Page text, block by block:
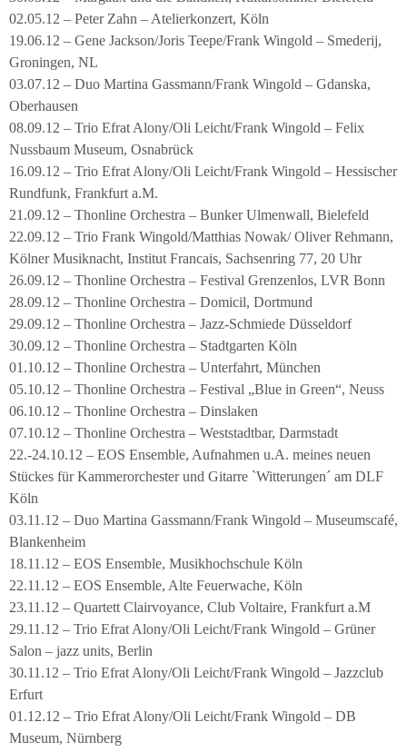
02.05.12 – Peter Zahn – Atelierkonzert, Köln
19.06.12 – Gene Jackson/Joris Teepe/Frank Wingold – Smederij,
Groningen, NL
03.07.12 – Duo Martina Gassmann/Frank Wingold – Gdanska,
Oberhausen
08.09.12 – Trio Efrat Alony/Oli Leicht/Frank Wingold – Felix
Nussbaum Museum, Osnabrück
16.09.12 – Trio Efrat Alony/Oli Leicht/Frank Wingold – Hessischer
Rundfunk, Frankfurt a.M.
21.09.12 – Thonline Orchestra – Bunker Ulmenwall, Bielefeld
22.09.12 – Trio Frank Wingold/Matthias Nowak/ Oliver Rehmann,
Kölner Musiknacht, Institut Francais, Sachsenring 77, 20 Uhr
26.09.12 – Thonline Orchestra – Festival Grenzenlos, LVR Bonn
28.09.12 – Thonline Orchestra – Domicil, Dortmund
29.09.12 – Thonline Orchestra – Jazz-Schmiede Düsseldorf
30.09.12 – Thonline Orchestra – Stadtgarten Köln
01.10.12 – Thonline Orchestra – Unterfahrt, München
05.10.12 – Thonline Orchestra – Festival „Blue in Green“, Neuss
06.10.12 – Thonline Orchestra – Dinslaken
07.10.12 – Thonline Orchestra – Weststadtbar, Darmstadt
22.-24.10.12 – EOS Ensemble, Aufnahmen u.A. meines neuen
Stückes für Kammerorchester und Gitarre `Witterungen´ am DLF
Köln
03.11.12 – Duo Martina Gassmann/Frank Wingold – Museumscafé,
Blankenheim
18.11.12 – EOS Ensemble, Musikhochschule Köln
22.11.12 – EOS Ensemble, Alte Feuerwache, Köln
23.11.12 – Quartett Clairvoyance, Club Voltaire, Frankfurt a.M
29.11.12 – Trio Efrat Alony/Oli Leicht/Frank Wingold – Grüner
Salon – jazz units, Berlin
30.11.12 – Trio Efrat Alony/Oli Leicht/Frank Wingold – Jazzclub
Erfurt
01.12.12 – Trio Efrat Alony/Oli Leicht/Frank Wingold – DB
Museum, Nürnberg